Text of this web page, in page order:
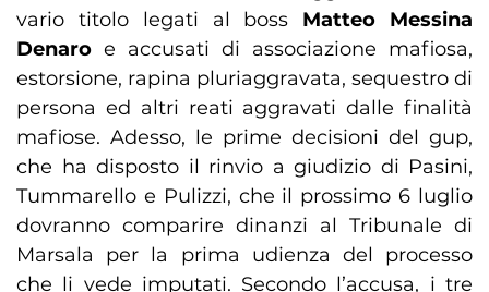
vario titolo legati al boss Matteo Messina
Denaro e accusati di associazione mafiosa,
estorsione, rapina pluriaggravata, sequestro di
persona ed altri reati aggravati dalle finalità
mafiose. Adesso, le prime decisioni del gup,
che ha disposto il rinvio a giudizio di Pasini,
Tummarello e Pulizzi, che il prossimo 6 luglio
dovranno comparire dinanzi al Tribunale di
Marsala per la prima udienza del processo
che li vede imputati. Secondo l’accusa, i tre